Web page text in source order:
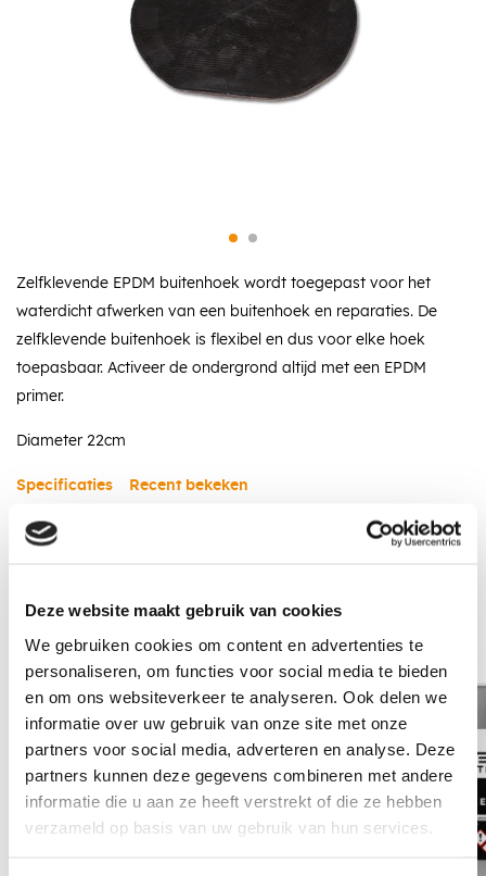
Deze website maakt gebruik van cookies
We gebruiken cookies om content en advertenties te
personaliseren, om functies voor social media te bieden
en om ons websiteverkeer te analyseren. Ook delen we
informatie over uw gebruik van onze site met onze
partners voor social media, adverteren en analyse. Deze
partners kunnen deze gegevens combineren met andere
informatie die u aan ze heeft verstrekt of die ze hebben
verzameld op basis van uw gebruik van hun services.
Zelfklevende EPDM buitenhoek wordt toegepast voor het
waterdicht afwerken van een buitenhoek en reparaties. De
zelfklevende buitenhoek is flexibel en dus voor elke hoek
toepasbaar. Activeer de ondergrond altijd met een EPDM
primer.
Diameter 22cm
Specificaties Recent bekeken
log in voor prijs
Aanbevolen accessoires